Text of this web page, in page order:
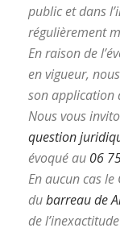
public et dans
régulièrement
En raison de
en vigueur,
son application
Nous vous
question
évoqué au 06
En aucun cas le
dubarreau de
de